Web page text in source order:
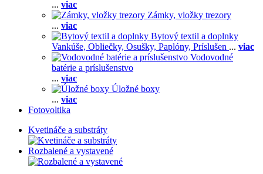
... viac
Zámky, vložky trezory
... viac
Bytový textil a doplnky
Vankúše, Obliečky, Osušky, Paplóny, Príslušen ... viac
Vodovodné
batérie a príslušenstvo
... viac
Úložné boxy
... viac
Fotovoltika
Kvetináče a substráty
Rozbalené a vystavené